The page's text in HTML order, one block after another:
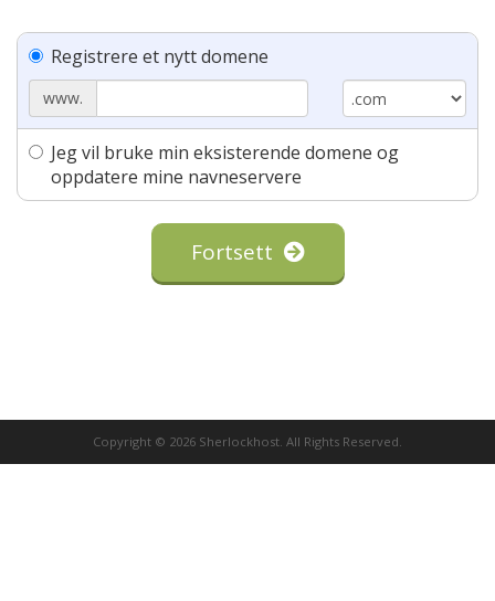
Registrere et nytt domene
www.
Jeg vil bruke min eksisterende domene og
oppdatere mine navneservere
Fortsett
Copyright © 2026 Sherlockhost. All Rights Reserved.